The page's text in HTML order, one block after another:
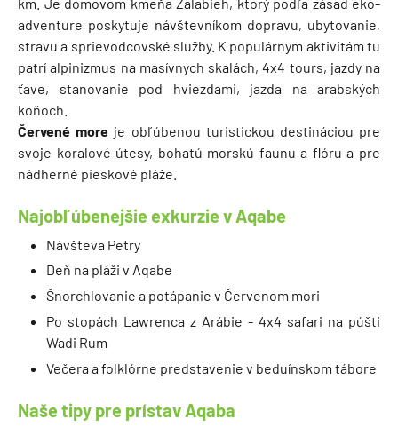
adventure poskytuje návštevníkom dopravu, ubytovanie,
stravu a sprievodcovské služby. K populárnym aktivitám tu
patrí alpinizmus na masívnych skalách, 4x4 tours, jazdy na
ťave, stanovanie pod hviezdami, jazda na arabských
koňoch.
Červené more je obľúbenou turistickou destináciou pre
svoje koralové útesy, bohatú morskú faunu a flóru a pre
nádherné pieskové pláže.
Najobľúbenejšie exkurzie v Aqabe
Návšteva Petry
Deň na pláži v Aqabe
Šnorchlovanie a potápanie v Červenom mori
Po stopách Lawrenca z Arábie - 4x4 safari na púšti
Wadi Rum
Večera a folklórne predstavenie v beduínskom tábore
Naše tipy pre prístav Aqaba